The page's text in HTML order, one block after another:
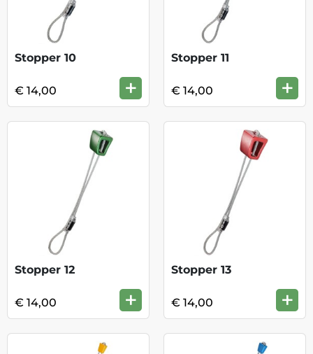
Stopper 10
€ 14,00 +
Stopper 11
€ 14,00 +
Stopper 12
€ 14,00 +
Stopper 13
€ 14,00 +